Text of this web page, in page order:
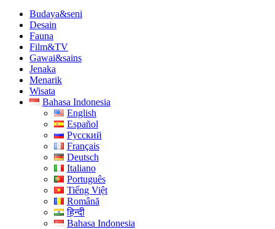
Budaya&seni
Desain
Fauna
Film&TV
Gawai&sains
Jenaka
Menarik
Wisata
Bahasa Indonesia
English
Español
Русский
Français
Deutsch
Italiano
Português
Tiếng Việt
Română
हिन्दी
Bahasa Indonesia